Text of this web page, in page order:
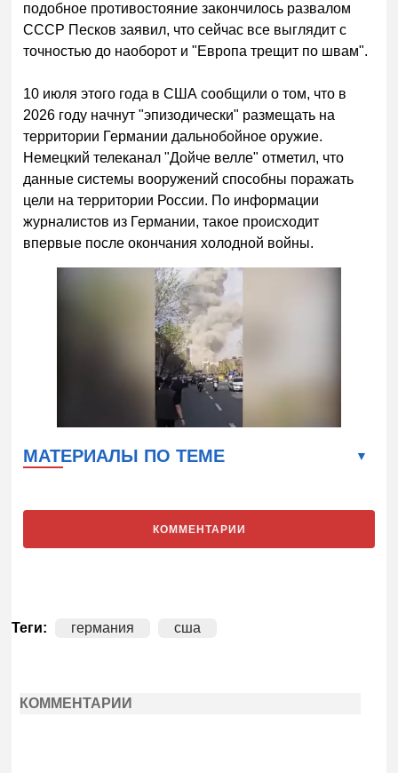
подобное противостояние закончилось развалом
СССР Песков заявил, что сейчас все выглядит с
точностью до наоборот и "Европа трещит по швам".
10 июля этого года в США сообщили о том, что в
2026 году начнут "эпизодически" размещать на
территории Германии дальнобойное оружие.
Немецкий телеканал "Дойче велле" отметил, что
данные системы вооружений способны поражать
цели на территории России. По информации
журналистов из Германии, такое происходит
впервые после окончания холодной войны.
МАТЕРИАЛЫ ПО ТЕМЕ
КОММЕНТАРИИ
Теги: германия сша
КОММЕНТАРИИ